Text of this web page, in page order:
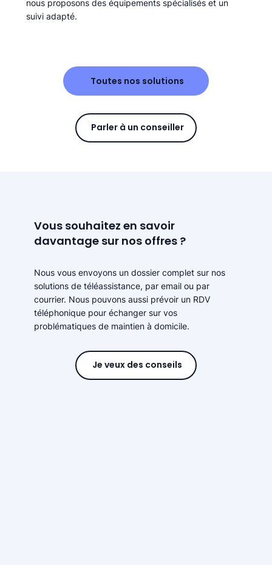
nous proposons des équipements spécialisés et un
suivi adapté.
Toutes nos solutions
Parler à un conseiller
Vous souhaitez en savoir
davantage sur nos offres ?
Nous vous envoyons un dossier complet sur nos
solutions de téléassistance, par email ou par
courrier. Nous pouvons aussi prévoir un RDV
téléphonique pour échanger sur vos
problématiques de maintien à domicile.
Je veux des conseils